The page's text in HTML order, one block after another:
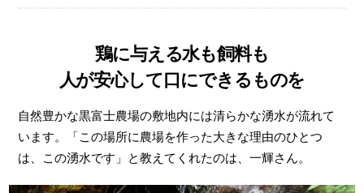
鶏に与える水も飼料も
人が安心して口にできるものを
自然豊かな黒富士農場の敷地内には清らかな湧水が流れて
います。「この場所に農場を作った大きな理由のひとつ
は、この湧水です」と教えてくれたのは、一輝さん。